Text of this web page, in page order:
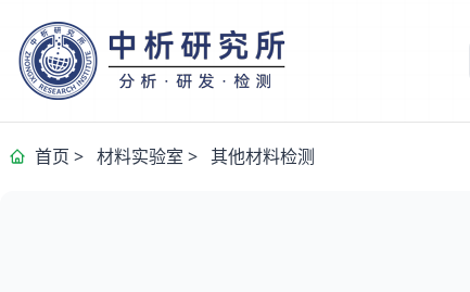
首页 > 材料实验室 > 其他材料检测